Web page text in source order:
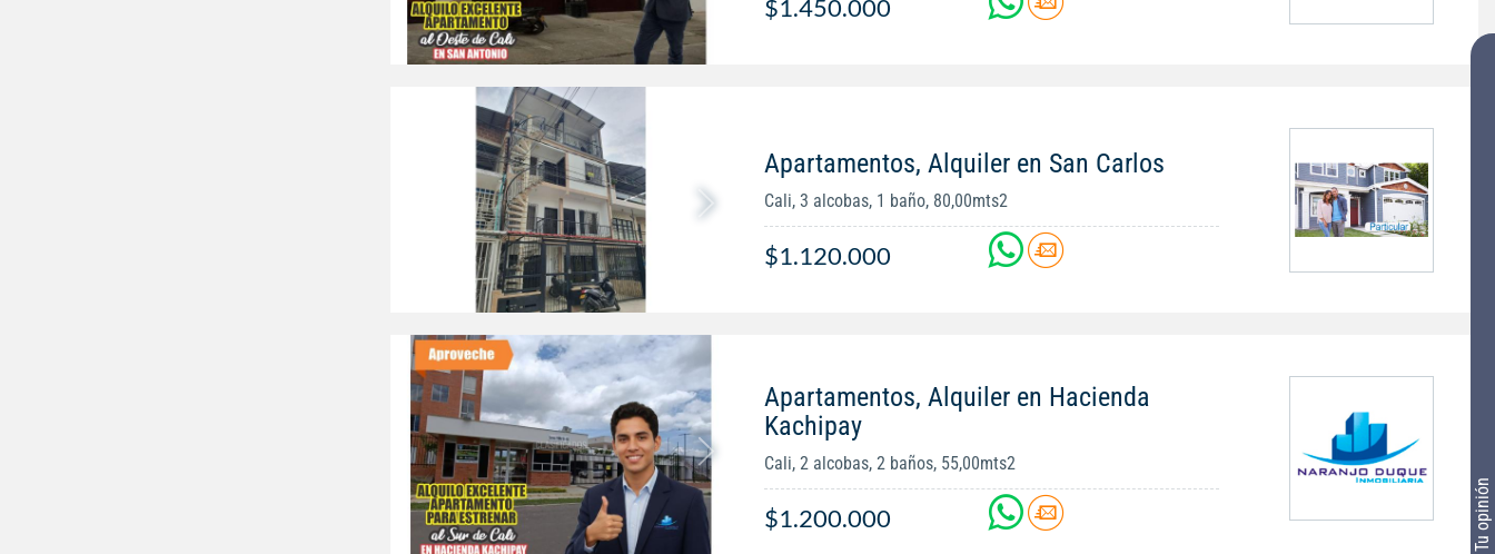
Tu opinión
$1.450.000
Apartamentos, Alquiler en San Carlos
Cali, 3 alcobas, 1 baño, 80,00mts2
$1.120.000
Apartamentos, Alquiler en Hacienda
Kachipay
Cali, 2 alcobas, 2 baños, 55,00mts2
$1.200.000